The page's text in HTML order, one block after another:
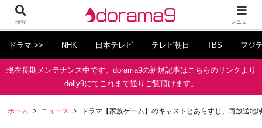
ドラマ >> NHK 日本テレビ テレビ朝日 TBS フジ
現在長期メンテナンス中です。dorama9の新規記事はこちらのリンクより
dolly9にてこれまで通りご覧頂けます。
ホーム ニュース ドラマ【家族ゲーム】のキャストとあらすじ、再放送地
検索 メニュー